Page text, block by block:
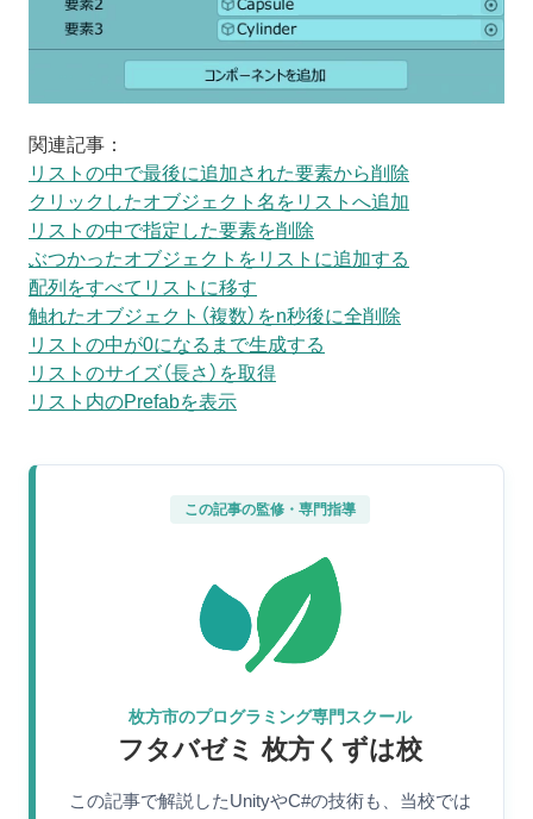
関連記事：
リストの中で最後に追加された要素から削除
クリックしたオブジェクト名をリストへ追加
リストの中で指定した要素を削除
ぶつかったオブジェクトをリストに追加する
配列をすべてリストに移す
触れたオブジェクト（複数）をn秒後に全削除
リストの中が0になるまで生成する
リストのサイズ（長さ）を取得
リスト内のPrefabを表示
この記事の監修・専門指導
枚方市のプログラミング専門スクール
フタバゼミ 枚方くずは校
この記事で解説したUnityやC#の技術も、当校では